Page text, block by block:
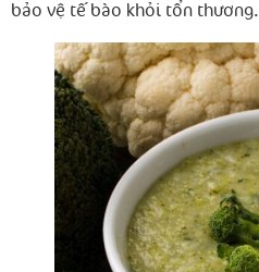
bảo vệ tế bào khỏi tổn thương.